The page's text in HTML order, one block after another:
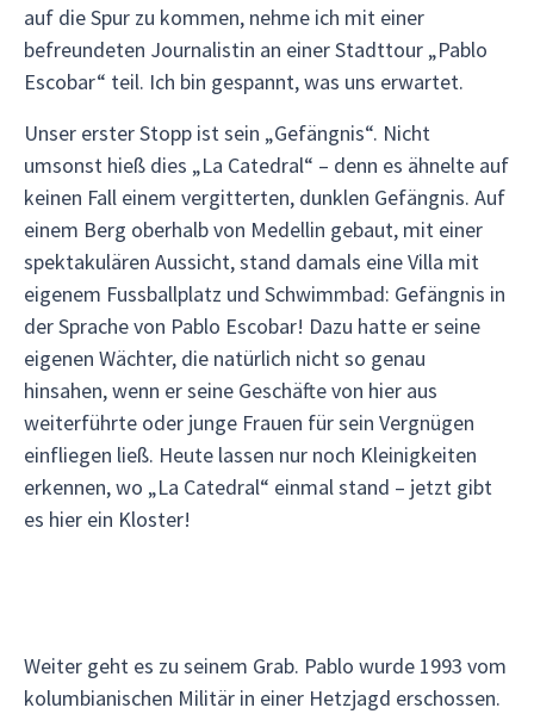
auf die Spur zu kommen, nehme ich mit einer
befreundeten Journalistin an einer Stadttour „Pablo
Escobar“ teil. Ich bin gespannt, was uns erwartet.
Unser erster Stopp ist sein „Gefängnis“. Nicht
umsonst hieß dies „La Catedral“ – denn es ähnelte auf
keinen Fall einem vergitterten, dunklen Gefängnis. Auf
einem Berg oberhalb von Medellin gebaut, mit einer
spektakulären Aussicht, stand damals eine Villa mit
eigenem Fussballplatz und Schwimmbad: Gefängnis in
der Sprache von Pablo Escobar! Dazu hatte er seine
eigenen Wächter, die natürlich nicht so genau
hinsahen, wenn er seine Geschäfte von hier aus
weiterführte oder junge Frauen für sein Vergnügen
einfliegen ließ. Heute lassen nur noch Kleinigkeiten
erkennen, wo „La Catedral“ einmal stand – jetzt gibt
es hier ein Kloster!
Weiter geht es zu seinem Grab. Pablo wurde 1993 vom
kolumbianischen Militär in einer Hetzjagd erschossen.